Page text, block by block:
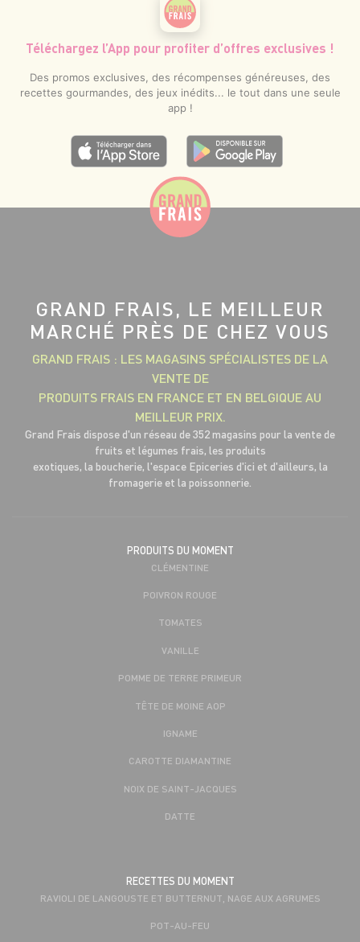
Téléchargez l’App pour profiter d’offres exclusives !
Des promos exclusives, des récompenses généreuses, des
recettes gourmandes, des jeux inédits... le tout dans une seule
app !
GRAND FRAIS, LE MEILLEUR
MARCHÉ PRÈS DE CHEZ VOUS
GRAND FRAIS : LES MAGASINS SPÉCIALISTES DE LA
VENTE DE
PRODUITS FRAIS EN FRANCE ET EN BELGIQUE AU
MEILLEUR PRIX.
Grand Frais dispose d'un réseau de 352 magasins pour la vente de
fruits et légumes frais, les produits
exotiques, la boucherie, l'espace Epiceries d'ici et d'ailleurs, la
fromagerie et la poissonnerie.
PRODUITS DU MOMENT
CLÉMENTINE
POIVRON ROUGE
TOMATES
VANILLE
POMME DE TERRE PRIMEUR
TÊTE DE MOINE AOP
IGNAME
CAROTTE DIAMANTINE
NOIX DE SAINT-JACQUES
DATTE
RECETTES DU MOMENT
RAVIOLI DE LANGOUSTE ET BUTTERNUT, NAGE AUX AGRUMES
POT-AU-FEU